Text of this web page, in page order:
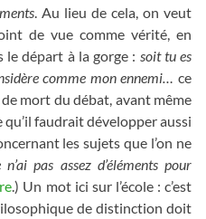
. Au lieu de cela, on veut
de vue comme vérité, en
départ à la gorge : soit tu es
comme mon ennemi…
ce
mort du débat, avant même
qu’il faudrait développer aussi
les sujets que l’on ne
pas assez d’éléments pour
.) Un mot ici sur l’école : c’est
de distinction doit